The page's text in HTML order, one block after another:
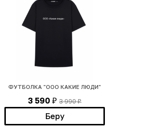
ФУТБОЛКА "ООО КАКИЕ ЛЮДИ"
3 590 ₽ 3 990₽
Беру